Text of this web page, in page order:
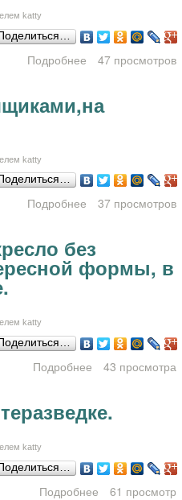
katty
Подробнее
о Подставка под
47 просмотров
katty
Подробнее
о 2 банкетки с
37 просмотров
без
формы, в
katty
Подробнее
о Отдам в дар
43 просмотра
katty
Подробнее
о 1-к.кв.
61 просмотр